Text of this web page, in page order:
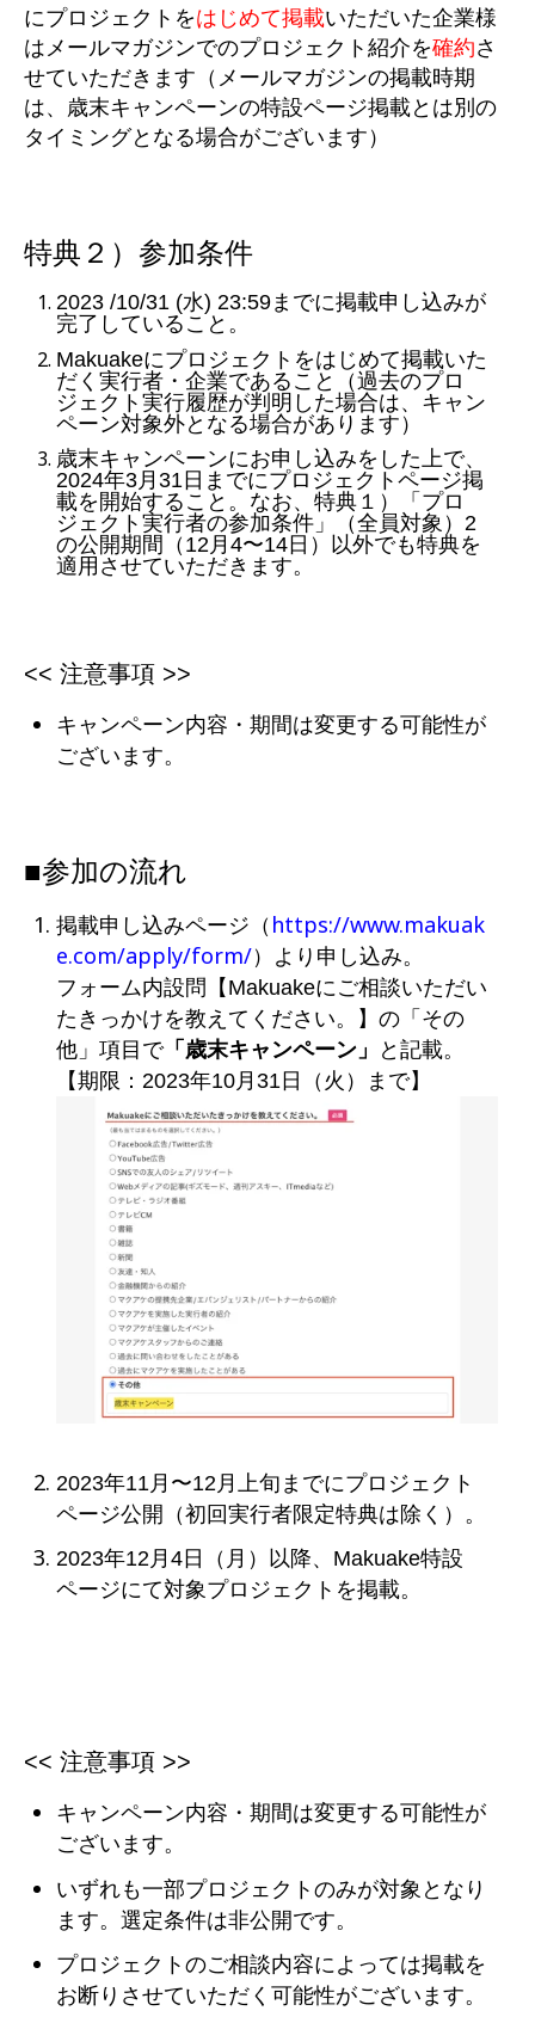
にプロジェクトをはじめて掲載いただいた企業様
はメールマガジンでのプロジェクト紹介を確約さ
せていただきます（メールマガジンの掲載時期
は、歳末キャンペーンの特設ページ掲載とは別の
タイミングとなる場合がございます）
特典２） 参加条件
2023 /10/31 (水) 23:59までに掲載申し込みが
完了していること。
Makuakeにプロジェクトをはじめて掲載いた
だく実行者・企業であること（過去のプロ
ジェクト実行履歴が判明した場合は、キャン
ペーン対象外となる場合があります）
歳末キャンペーンにお申し込みをした上で、
2024年3月31日までにプロジェクトページ掲
載を開始すること。なお、特典１）
「プロ
ジェクト実行者の参加条件」（全員対象）2
の公開期間（ 12月4〜14日 ） 以外でも特典を
適用させていただきます。
<< 注意事項 >>
キャンペーン内容・期間は変更する可能性が
ございます。
■参加の流れ
掲載申し込みページ（ https://www.makuak
e.com/apply/form/）より申し込み。
フォーム内設問【Makuakeにご相談いただい
たきっかけを教えてください。】の「その
他」項目で「歳末キャンペーン」
と記載。
【期限：2023年10月31日（火）まで】
2023年11月〜12月上旬までにプロジェクト
ページ公開（初回実行者限定特典は除く）。
2023年12月4日（月）以降、Makuake特設
ページにて対象プロジェクトを掲載。
<< 注意事項 >>
キャンペーン内容・期間は変更する可能性が
ございます。
いずれも一部プロジェクトのみが対象となり
ます。選定条件は非公開です。
プロジェクトのご相談内容によっては掲載を
お断りさせていただく可能性がございます。